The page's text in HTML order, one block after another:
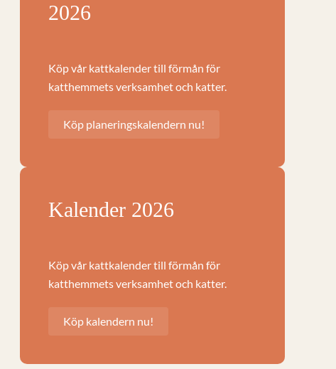
2026
Köp vår kattkalender till förmån för
katthemmets verksamhet och katter.
Köp planeringskalendern nu!
Kalender 2026
Köp vår kattkalender till förmån för
katthemmets verksamhet och katter.
Köp kalendern nu!